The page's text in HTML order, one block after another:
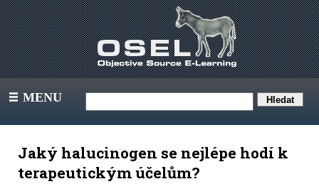
III MENU
Jaký halucinogen se nejlépe hodí k
terapeutickým účelům?